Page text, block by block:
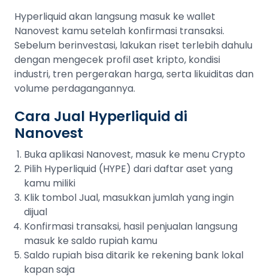
Hyperliquid akan langsung masuk ke wallet
Nanovest kamu setelah konfirmasi transaksi.
Sebelum berinvestasi, lakukan riset terlebih dahulu
dengan mengecek profil aset kripto, kondisi
industri, tren pergerakan harga, serta likuiditas dan
volume perdagangannya.
Cara Jual Hyperliquid di
Nanovest
Buka aplikasi Nanovest, masuk ke menu Crypto
Pilih Hyperliquid (HYPE) dari daftar aset yang
kamu miliki
Klik tombol Jual, masukkan jumlah yang ingin
dijual
Konfirmasi transaksi, hasil penjualan langsung
masuk ke saldo rupiah kamu
Saldo rupiah bisa ditarik ke rekening bank lokal
kapan saja